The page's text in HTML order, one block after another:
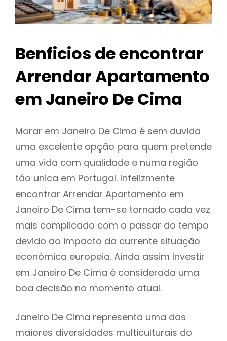
Benficios de encontrar
Arrendar Apartamento
em Janeiro De Cima
Morar em Janeiro De Cima é sem duvida
uma excelente opção para quem pretende
uma vida com qualidade e numa região
táo unica em Portugal. Infelizmente
encontrar Arrendar Apartamento em
Janeiro De Cima tem-se tornado cada vez
mais complicado com o passar do tempo
devido ao impacto da currente situação
económica europeia. Ainda assim Investir
em Janeiro De Cima é considerada uma
boa decisão no momento atual.
Janeiro De Cima representa uma das
maiores diversidades multiculturais do